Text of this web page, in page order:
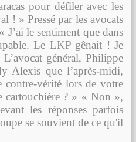
pour défiler avec les
! » Pressé par les avocats
J’ai le sentiment que dans
Le LKP gênait ! Je
général, Philippe
Alexis que l’après-midi,
vérité lors de votre
cartouchière ? » « Non »,
les réponses parfois
se souvient de ce qu'il